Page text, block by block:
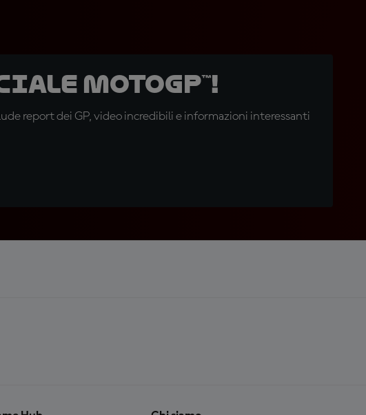
MotoGP™!
report dei GP, video incredibili e informazioni interessanti